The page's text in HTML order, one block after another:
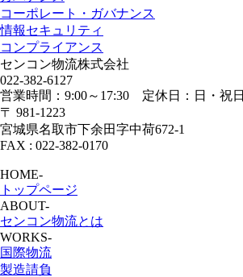
コーポレート・ガバナンス
情報セキュリティ
コンプライアンス
センコン物流株式会社
022-382-6127
営業時間：9:00～17:30 定休日：日・祝日
〒 981-1223
宮城県名取市下余田字中荷672-1
FAX : 022-382-0170
HOME-
トップページ
ABOUT-
センコン物流とは
WORKS-
国際物流
製造請負